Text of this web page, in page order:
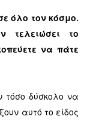
όλο τον κόσμο.
τελειώσει το
να πάτε
τόσο δύσκολο να
αυτό το είδος